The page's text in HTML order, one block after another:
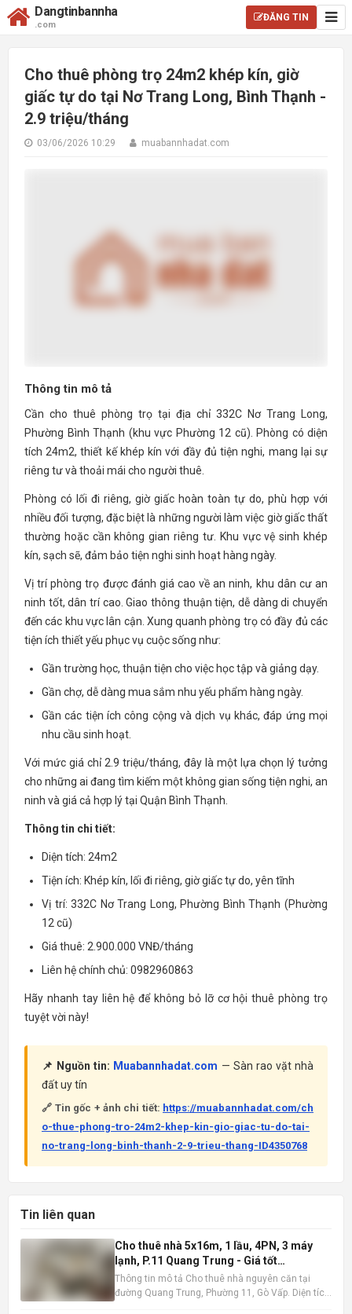
Dangtinbannha
.com
ĐĂNG TIN
Cho thuê phòng trọ 24m2 khép kín, giờ
giấc tự do tại Nơ Trang Long, Bình Thạnh -
2.9 triệu/tháng
03/06/2026 10:29 muabannhadat.com
Thông tin mô tả
Cần cho thuê phòng trọ tại địa chỉ 332C Nơ Trang Long,
Phường Bình Thạnh (khu vực Phường 12 cũ). Phòng có diện
tích 24m2, thiết kế khép kín với đầy đủ tiện nghi, mang lại sự
riêng tư và thoải mái cho người thuê.
Phòng có lối đi riêng, giờ giấc hoàn toàn tự do, phù hợp với
nhiều đối tượng, đặc biệt là những người làm việc giờ giấc thất
thường hoặc cần không gian riêng tư. Khu vực vệ sinh khép
kín, sạch sẽ, đảm bảo tiện nghi sinh hoạt hàng ngày.
Vị trí phòng trọ được đánh giá cao về an ninh, khu dân cư an
ninh tốt, dân trí cao. Giao thông thuận tiện, dễ dàng di chuyển
đến các khu vực lân cận. Xung quanh phòng trọ có đầy đủ các
tiện ích thiết yếu phục vụ cuộc sống như:
Gần trường học, thuận tiện cho việc học tập và giảng dạy.
Gần chợ, dễ dàng mua sắm nhu yếu phẩm hàng ngày.
Gần các tiện ích công cộng và dịch vụ khác, đáp ứng mọi
nhu cầu sinh hoạt.
Với mức giá chỉ 2.9 triệu/tháng, đây là một lựa chọn lý tưởng
cho những ai đang tìm kiếm một không gian sống tiện nghi, an
ninh và giá cả hợp lý tại Quận Bình Thạnh.
Thông tin chi tiết:
Diện tích: 24m2
Tiện ích: Khép kín, lối đi riêng, giờ giấc tự do, yên tĩnh
Vị trí: 332C Nơ Trang Long, Phường Bình Thạnh (Phường
12 cũ)
Giá thuê: 2.900.000 VNĐ/tháng
Liên hệ chính chủ: 0982960863
Hãy nhanh tay liên hệ để không bỏ lỡ cơ hội thuê phòng trọ
tuyệt vời này!
📌 Nguồn tin: Muabannhadat.com — Sàn rao vặt nhà
đất uy tín
🔗 Tin gốc + ảnh chi tiết: https://muabannhadat.com/ch
o-thue-phong-tro-24m2-khep-kin-gio-giac-tu-do-tai-
no-trang-long-binh-thanh-2-9-trieu-thang-ID4350768
Tin liên quan
Cho thuê nhà 5x16m, 1 lầu, 4PN, 3 máy
lạnh, P.11 Quang Trung - Giá tốt
10tr/tháng
Thông tin mô tả Cho thuê nhà nguyên căn tại
đường Quang Trung, Phường 11, Gò Vấp. Diện tích